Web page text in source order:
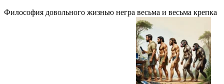
Философия довольного жизнью негра весьма и весьма крепка